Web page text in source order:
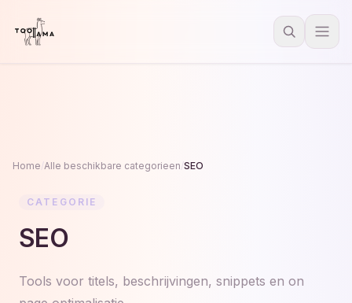
Home Alle beschikbare categorieen/SEO
CATEGORIE
SEO
Tools voor titels, beschrijvingen, snippets en on